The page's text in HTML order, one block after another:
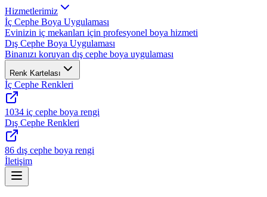
Hizmetlerimiz
İç Cephe Boya Uygulaması
Evinizin iç mekanları için profesyonel boya hizmeti
Dış Cephe Boya Uygulaması
Binanızı koruyan dış cephe boya uygulaması
Renk Kartelası
İç Cephe Renkleri
1034 iç cephe boya rengi
Dış Cephe Renkleri
86 dış cephe boya rengi
İletişim